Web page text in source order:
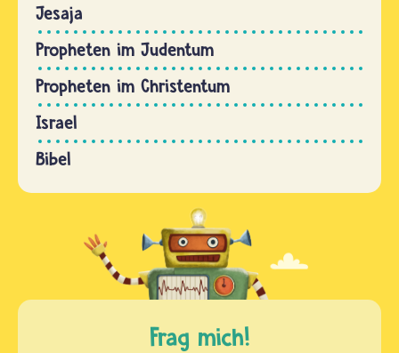
Jesaja
Propheten im Judentum
Propheten im Christentum
Israel
Bibel
Frag mich!